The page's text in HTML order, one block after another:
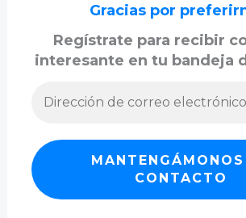
Gracias por
Regístrate para recibir
interesante en tu bandeja